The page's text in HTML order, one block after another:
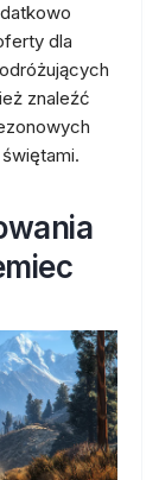
dla
znaleźć